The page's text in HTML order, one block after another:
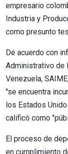
empresario
Industria y
como presunto
De acuerdo con
Administrativo de
Venezuela,
"se encuentra
los Estados
calificó como
El proceso de
en cumplimiento